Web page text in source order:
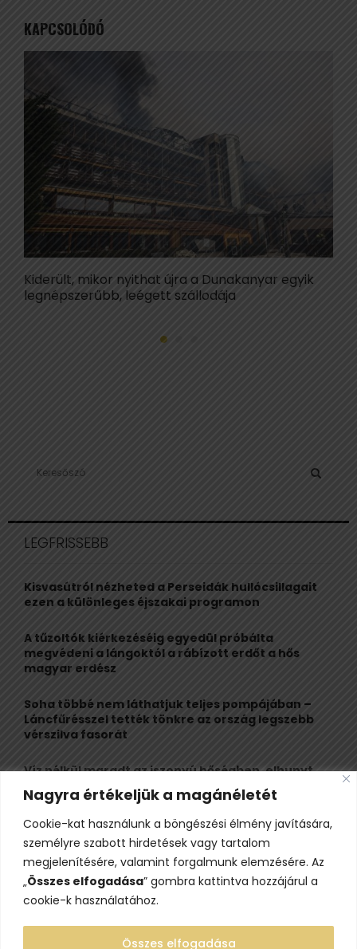
Nagyra értékeljük a magánéletét
Cookie-kat használunk a böngészési élmény javítására,
személyre szabott hirdetések vagy tartalom
megjelenítésére, valamint forgalmunk elemzésére. Az
„Összes elfogadása” gombra kattintva hozzájárul a
cookie-k használatához.
Összes elfogadása
KAPCSOLÓDÓ
Kiderült, mikor nyithat újra a Dunakanyar egyik
legnépszerűbb, leégett szállodája
h
o
r
LEGFRISSEBB
Kisvasútról nézheted a Perseidák hullócsillagait
ezen a különleges éjszakai programon
A tűzoltók kiérkezéséig egyedül próbálta
megvédeni a lángoktól a rábízott erdőt a hős
magyar erdész
Soha többé nem láthatjuk teljes pompájában –
Láncfűrésszel tették tönkre az ország legszebb
vérszilva fasorát
Víz nélkül maradt az iszonyú hőségben, elhunyt
egy kiránduló a legnépszerűbb horvát
hegységben
Felbecsülhetetlen értékű honfoglaláskori
leletegyüttes került elő Pest megyében – videóval